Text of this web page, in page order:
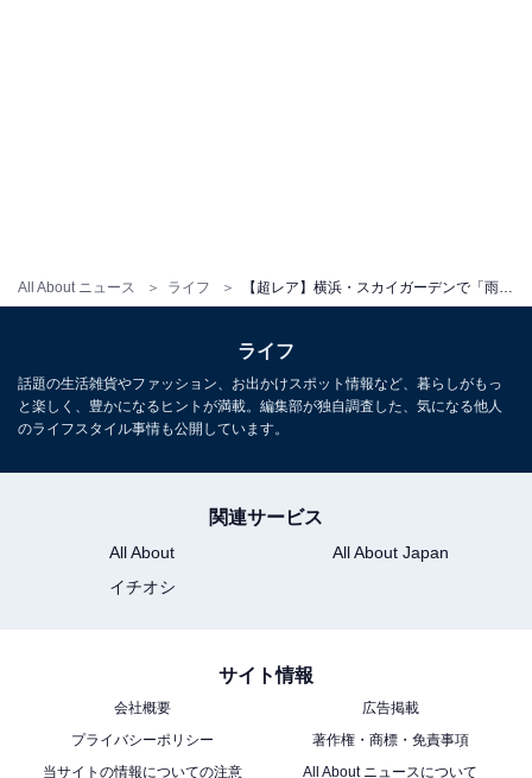
All About ニュース ライフ
こちらもおすすめ
横浜で買いたい6種のマフィン。「横浜ランドマ
ライフ
話題の生活雑貨やファッション、お出かけスポット情報など、暮らしがもっ
と楽しく、豊かになるヒントが満載。編集部が独自調査した、気になる他人
のライフスタイル事情も公開しています。
関連サービス
All About
All About Japan
イチオシ
サイト情報
会社概要
広告掲載
プライバシーポリシー
著作権・商標・免責事項
当サイトの情報についての注意
All About ニュースについて